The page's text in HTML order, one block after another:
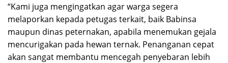
“Kami juga mengingatkan agar warga segera
melaporkan kepada petugas terkait, baik Babinsa
maupun dinas peternakan, apabila menemukan gejala
mencurigakan pada hewan ternak. Penanganan cepat
akan sangat membantu mencegah penyebaran lebih